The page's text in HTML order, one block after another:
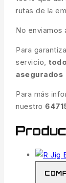
rutas de la
No enviamos
Para
servicio,
Para más
nuestro